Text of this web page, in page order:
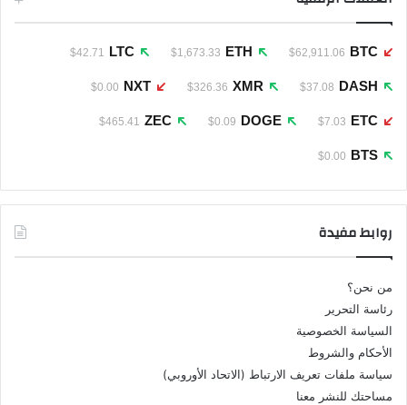
BTC
$62,911.06
ETH
$1,673.33
LTC
$42.71
DASH
$37.08
XMR
$326.36
NXT
$0.00
ETC
$7.03
DOGE
$0.09
ZEC
$465.41
BTS
$0.00
روابط مفيدة
من نحن؟
رئاسة التحرير
السياسة الخصوصية
الأحكام والشروط
سياسة ملفات تعريف الارتباط (الاتحاد الأوروبي)
مساحتك للنشر معنا